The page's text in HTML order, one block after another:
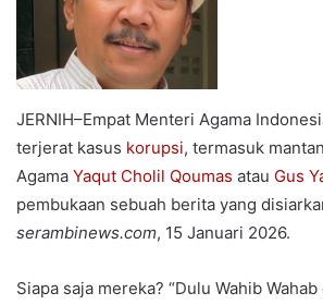
JERNIH–Empat Menteri Agama
terjerat kasus korupsi, termasuk
Agama Yaqut Cholil Qoumas atau Gus
pembukaan sebuah berita yang
serambinews.com, 15 Januari 2026.
Siapa saja mereka? “Dulu Wahib